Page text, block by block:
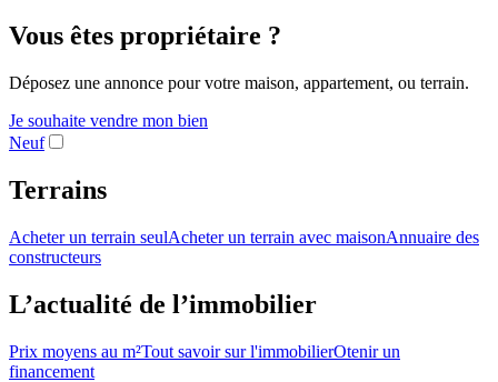
Vous êtes propriétaire ?
Déposez une annonce pour votre maison, appartement, ou terrain.
Je souhaite vendre mon bien
Neuf
Terrains
Acheter un terrain seulAcheter un terrain avec maisonAnnuaire des
constructeurs
L’actualité de l’immobilier
Prix moyens au m²Tout savoir sur l'immobilierOtenir un
financement